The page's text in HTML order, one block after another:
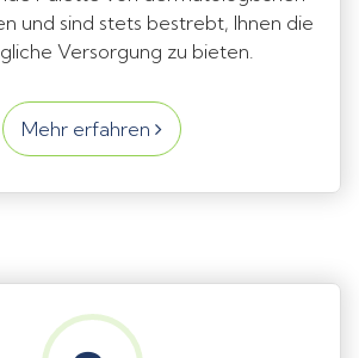
und sind stets bestrebt, Ihnen die
Versorgung zu bieten.
Mehr erfahren